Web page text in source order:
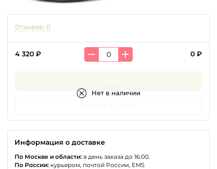
Отзывов: 0
4 320 ₽ 0 ₽
Нет в наличии
Информация о доставке
По Москве и области: в день заказа до 16:00.
По России: курьером, почтой России, EMS